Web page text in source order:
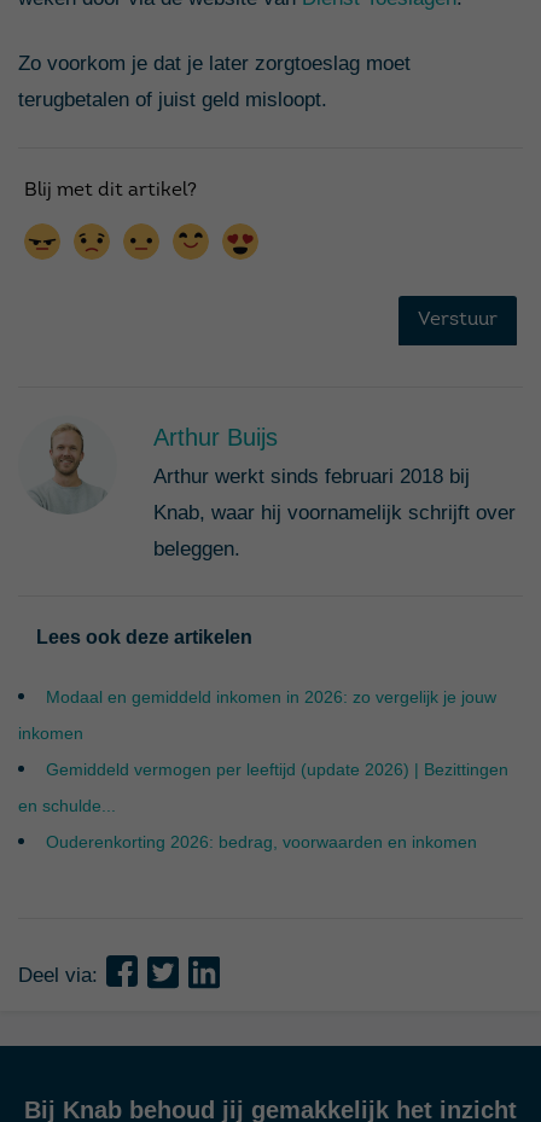
Zo voorkom je dat je later zorgtoeslag moet
terugbetalen of juist geld misloopt.
Arthur Buijs
Arthur werkt sinds februari 2018 bij
Knab, waar hij voornamelijk schrijft over
beleggen.
Lees ook deze artikelen
Modaal en gemiddeld inkomen in 2026: zo vergelijk je jouw
inkomen
Gemiddeld vermogen per leeftijd (update 2026) | Bezittingen
en schulde...
Ouderenkorting 2026: bedrag, voorwaarden en inkomen
Deel via:
Bij Knab behoud jij gemakkelijk het inzicht